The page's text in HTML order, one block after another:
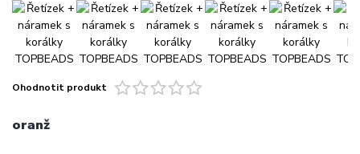
Ohodnotit produkt
oranž